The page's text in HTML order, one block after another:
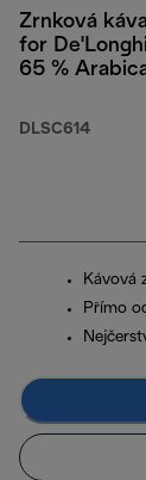
Zrnková
for
65 %
DLSC614
Kávová
Přímo